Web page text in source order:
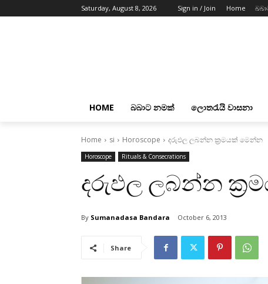
Saturday, August 8, 2026 Sign in / Join Home
HOME බබාට නමක් ලොතරැයි වාසනා
Home si Horoscope දරුඵල ලබන්න ක්‍රමයක්‌ මෙන්න
Horoscope Rituals & Consecrations
දරුඵල ලබන්න
By Sumanadasa Bandara October 6, 2013
Share